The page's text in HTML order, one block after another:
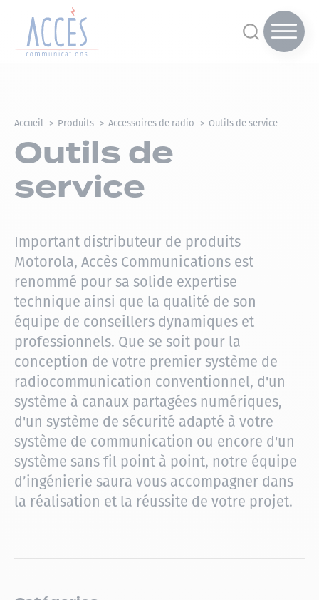
Accueil Produits Accessoires de radio Outils de service
Outils de
service
Important distributeur de produits
Motorola, Accès Communications est
renommé pour sa solide expertise
technique ainsi que la qualité de son
équipe de conseillers dynamiques et
professionnels. Que se soit pour la
conception de votre premier système de
radiocommunication conventionnel, d'un
système à canaux partagées numériques,
d'un système de sécurité adapté à votre
système de communication ou encore d'un
système sans fil point à point, notre équipe
d’ingénierie saura vous accompagner dans
la réalisation et la réussite de votre projet.